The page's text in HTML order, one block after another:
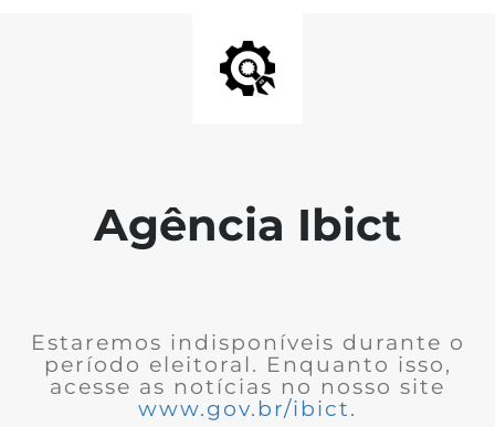
Agência Ibict
Estaremos indisponíveis durante o
período eleitoral. Enquanto isso,
acesse as notícias no nosso site
www.gov.br/ibict.